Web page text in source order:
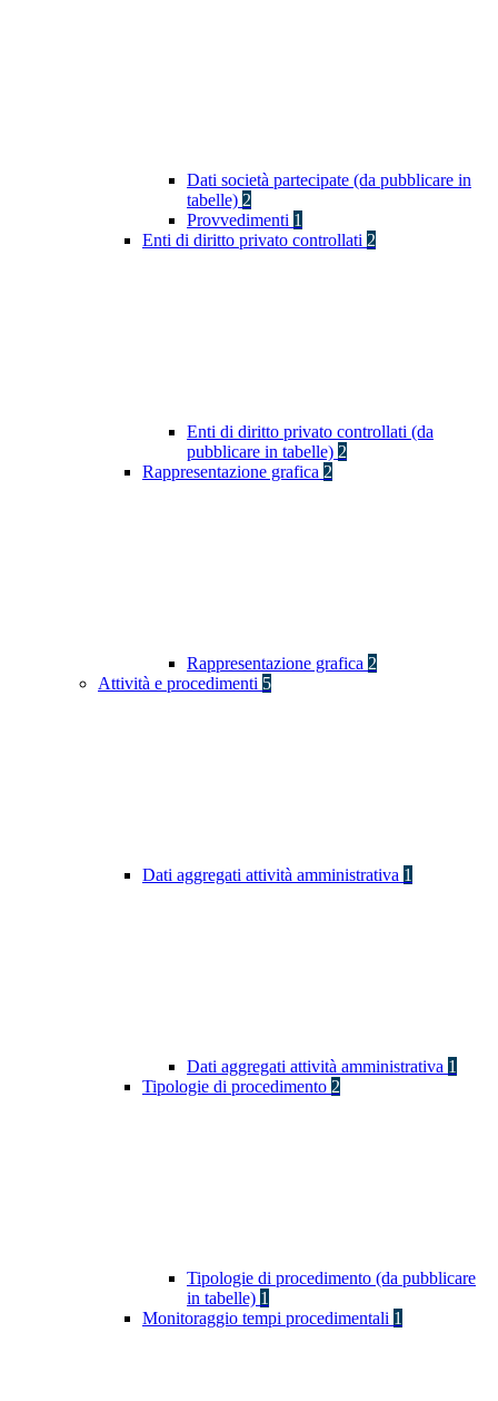
Dati società partecipate (da pubblicare in
tabelle) 2
Provvedimenti 1
Enti di diritto privato controllati 2
Enti di diritto privato controllati (da
pubblicare in tabelle) 2
Rappresentazione grafica 2
Rappresentazione grafica 2
Attività e procedimenti 5
Dati aggregati attività amministrativa 1
Dati aggregati attività amministrativa 1
Tipologie di procedimento 2
Tipologie di procedimento (da pubblicare
in tabelle) 1
Monitoraggio tempi procedimentali 1